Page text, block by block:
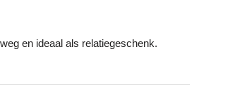
en ideaal als relatiegeschenk.